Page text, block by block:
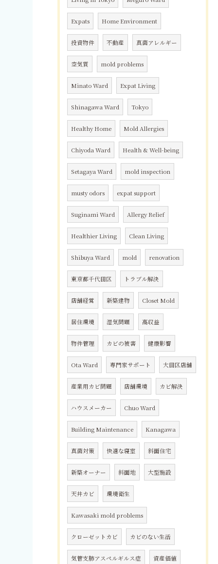
Expats Home Environment
投資物件 不動産 真菌アレルギー
空気質 mold problems
Minato Ward Expat Living
Shinagawa Ward Tokyo
Healthy Home Mold Allergies
Chiyoda Ward Health & Well-being
Setagaya Ward mold inspection
musty odors expat support
Suginami Ward Allergy Relief
Healthier Living Clean Living
Shibuya Ward mold renovation
東京都千代田区 トラブル解決
店舗経営 新築建物 Closet Mold
居住環境 湿気問題 高収益
物件管理 カビの被害 健康影響
Ota Ward 専門家サポート 大田区店舗
産業用カビ問題 店舗環境 カビ解決
ハウスメーカー Chuo Ward
Building Maintenance Kanagawa
真菌対策 快適な寝室 斜面住宅
新築オーナー 斜面地 大型施設
天井カビ 環境衛生
Kawasaki mold problems
クローゼットカビ カビのない生活
気管支肺アスペルギルス症 資産価値